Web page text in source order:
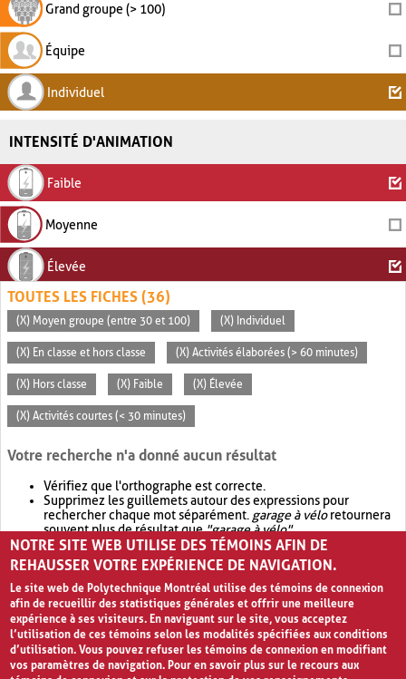
Grand groupe (> 100)
Équipe
Individuel
INTENSITÉ D'ANIMATION
Faible
Moyenne
Élevée
TOUTES LES FICHES (36)
(X) Moyen groupe (entre 30 et 100) (X) Individuel
(X) En classe et hors classe (X) Activités élaborées (> 60 minutes)
(X) Hors classe (X) Faible (X) Élevée
(X) Activités courtes (< 30 minutes)
Votre recherche n'a donné aucun résultat
Vérifiez que l'orthographe est correcte.
Supprimez les guillemets autour des expressions pour
rechercher chaque mot séparément. garage à véloretournera
souvent plus de résultat que"garage à vélo".
Envisagez d'élargir votre recherche avec OR.garage OR vélo
retournera souvent plus de résultat quegarage à vélo
NOTRE SITE WEB UTILISE DES TÉMOINS AFIN DE
REHAUSSER VOTRE EXPÉRIENCE DE NAVIGATION.
Le site web de Polytechnique Montréal utilise des témoins de connexion
afin de recueillir des statistiques générales et offrir une meilleure
expérience à ses visiteurs. En naviguant sur le site, vous acceptez
l’utilisation de ces témoins selon les modalités spécifiées aux conditions
d’utilisation. Vous pouvez refuser les témoins de connexion en modifiant
vos paramètres de navigation. Pour en savoir plus sur le recours aux